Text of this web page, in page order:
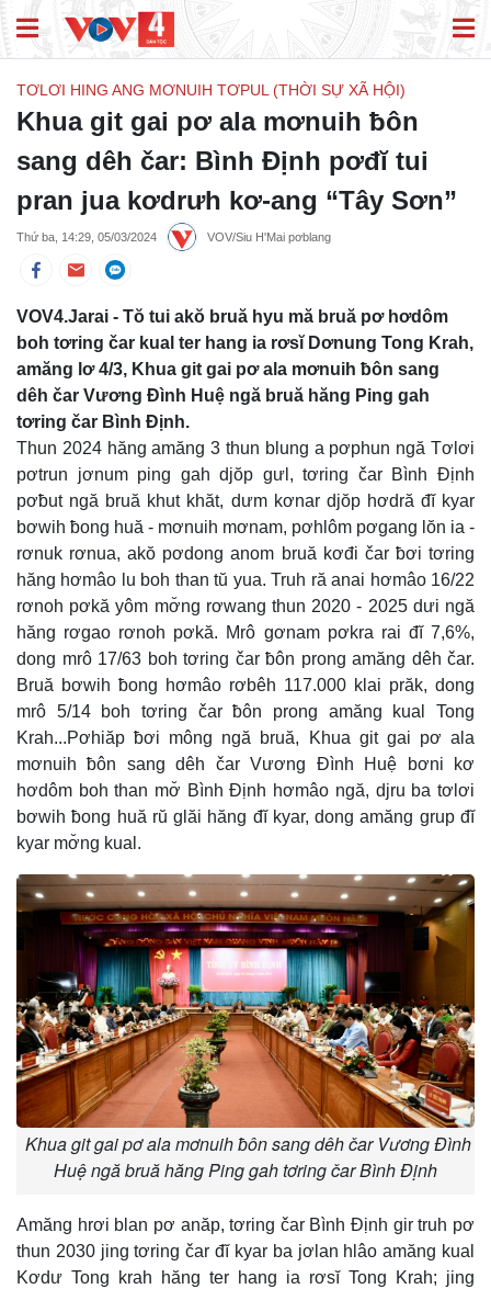
TƠLƠI HING ANG MƠNUIH TƠPUL (THỜI SỰ XÃ HỘI)
Khua git gai pơ ala mơnuih ƀôn
sang dêh čar: Bình Định pơđĭ tui
pran jua kơdrưh kơ-ang “Tây Sơn”
Thứ ba, 14:29, 05/03/2024 VOV/Siu H'Mai pơblang
VOV4.Jarai - Tŏ tui akŏ bruă hyu mă bruă pơ hơdôm
boh tơring čar kual ter hang ia rơsĭ Dơnung Tong Krah,
amăng lơ 4/3, Khua git gai pơ ala mơnuih ƀôn sang
dêh čar Vương Đình Huệ ngă bruă hăng Ping gah
tơring čar Bình Định.
Thun 2024 hăng amăng 3 thun blung a pơphun ngă Tơlơi
pơtrun jơnum ping gah djŏp gưl, tơring čar Bình Định
pơƀut ngă bruă khut khăt, dưm kơnar djŏp hơdră đĭ kyar
bơwih ƀong huă - mơnuih mơnam, pơhlôm pơgang lŏn ia -
rơnuk rơnua, akŏ pơdong anom bruă kơđi čar ƀơi tơring
hăng hơmâo lu boh than tŭ yua. Truh ră anai hơmâo 16/22
rơnoh pơkă yôm mơ̆ng rơwang thun 2020 - 2025 dưi ngă
hăng rơgao rơnoh pơkă. Mrô gơnam pơkra rai đĭ 7,6%,
dong mrô 17/63 boh tơring čar ƀôn prong amăng dêh čar.
Bruă bơwih ƀong hơmâo rơbêh 117.000 klai prăk, dong
mrô 5/14 boh tơring čar ƀôn prong amăng kual Tong
Krah...Pơhiăp ƀơi mông ngă bruă, Khua git gai pơ ala
mơnuih ƀôn sang dêh čar Vương Đình Huệ bơni kơ
hơdôm boh than mơ̆ Bình Định hơmâo ngă, djru ba tơlơi
bơwih ƀong huă rŭ glăi hăng đĭ kyar, dong amăng grup đĭ
kyar mơ̆ng kual.
Khua git gai pơ ala mơnuih ƀôn sang dêh čar Vương Đình
Huệ ngă bruă hăng Ping gah tơring čar Bình Định
Amăng hrơi blan pơ anăp, tơring čar Bình Định gir truh pơ
thun 2030 jing tơring čar đĭ kyar ba jơlan hlâo amăng kual
Kơdư Tong krah hăng ter hang ia rơsĭ Tong Krah; jing